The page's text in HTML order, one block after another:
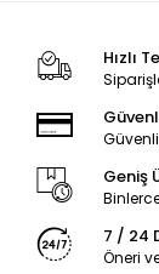
Hızlı
Geniş
7 / 24
Öneri